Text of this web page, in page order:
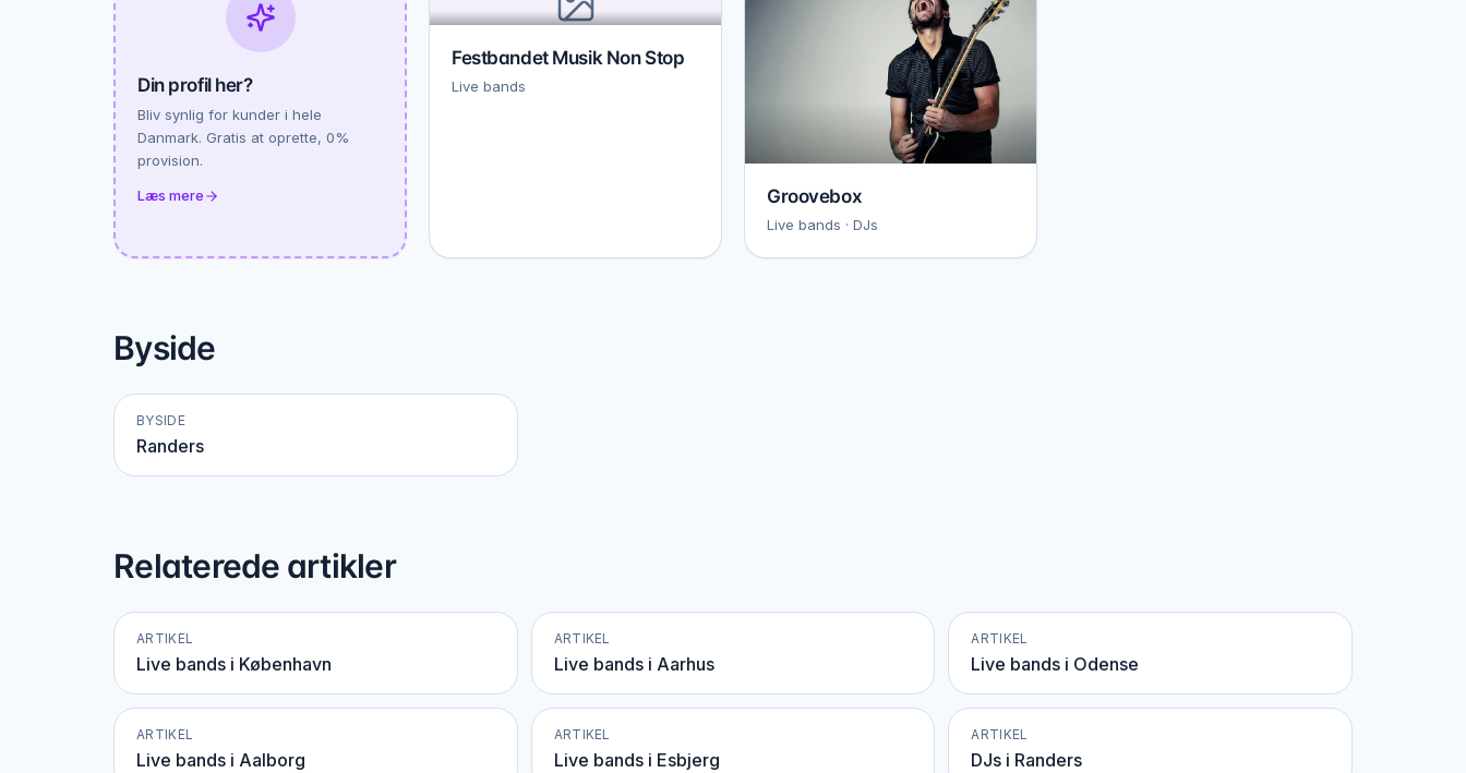
Din profil her?
Bliv synlig for kunder i hele
Danmark. Gratis at oprette, 0%
provision.
Læs mere
Festbandet Musik Non Stop
Live bands
Groovebox
Live bands · DJs
Byside
BYSIDE
Randers
Relaterede artikler
ARTIKEL
Live bands i København
ARTIKEL
Live bands i Aarhus
ARTIKEL
Live bands i Odense
ARTIKEL
Live bands i Aalborg
ARTIKEL
Live bands i Esbjerg
ARTIKEL
DJs i Randers